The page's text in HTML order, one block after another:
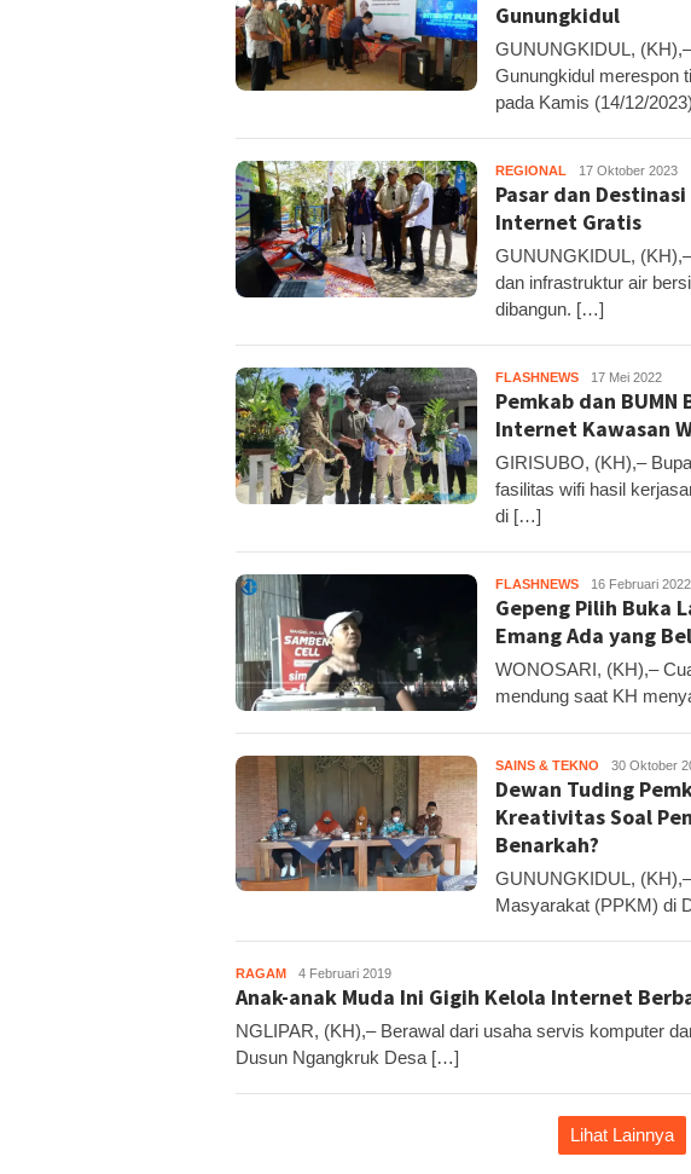
Gunungkidul
GUNUNGKIDUL,
Gunungkidul merespon
pada Kamis (14/12/
REGIONAL Kandar
17 Oktober 2023
Pasar dan
Internet Gratis
GUNUNGKIDUL,
dan infrastruktur air
dibangun. […]
FLASHNEWS Kandar
17 Mei 2022
Pemkab dan
Internet Kawasan
GIRISUBO, (KH),–
fasilitas wifi hasil
di […]
FLASHNEWS Kandar
16 Februari 2022
Gepeng Pilih Buka
Emang Ada yang
WONOSARI, (KH),–
mendung saat KH
SAINS & TEKNO Kandar
30 Oktober
Dewan Tuding
Kreativitas Soal
Benarkah?
GUNUNGKIDUL,
Masyarakat (PPKM) di
RAGAM KH1
4 Februari 2019
Anak-anak Muda Ini Gigih Kelola Internet
NGLIPAR, (KH),– Berawal dari usaha servis komputer
Dusun Ngangkruk Desa […]
Lihat Lainnya